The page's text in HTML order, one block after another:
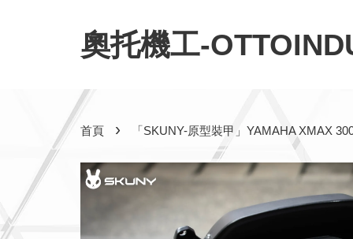
奧托機工-
首頁 › 「SKUNY-原型裝甲」YAMAHA XMAX